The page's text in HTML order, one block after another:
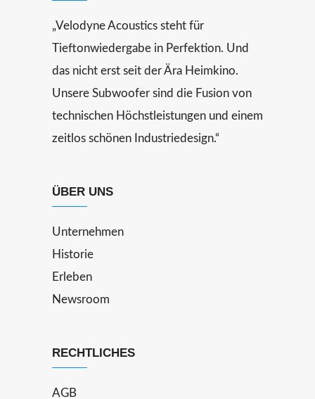
„Velodyne Acoustics steht für
Tieftonwiedergabe in Perfektion. Und
das nicht erst seit der Ära Heimkino.
Unsere Subwoofer sind die Fusion von
technischen Höchstleistungen und einem
zeitlos schönen Industriedesign.“
ÜBER UNS
Unternehmen
Historie
Erleben
Newsroom
RECHTLICHES
AGB